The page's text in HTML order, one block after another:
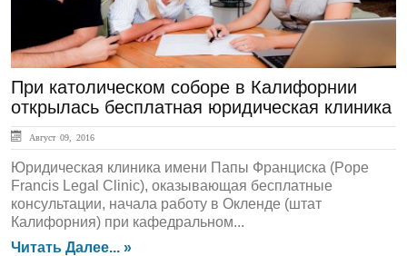
При католическом соборе в Калифорнии
открылась бесплатная юридическая клиника
Август 09, 2016
Юридическая клиника имени Папы Франциска (Pope
Francis Legal Clinic), оказывающая бесплатные
консультации, начала работу в Окленде (штат
Калифорния) при кафедральном...
Читать Далее... »